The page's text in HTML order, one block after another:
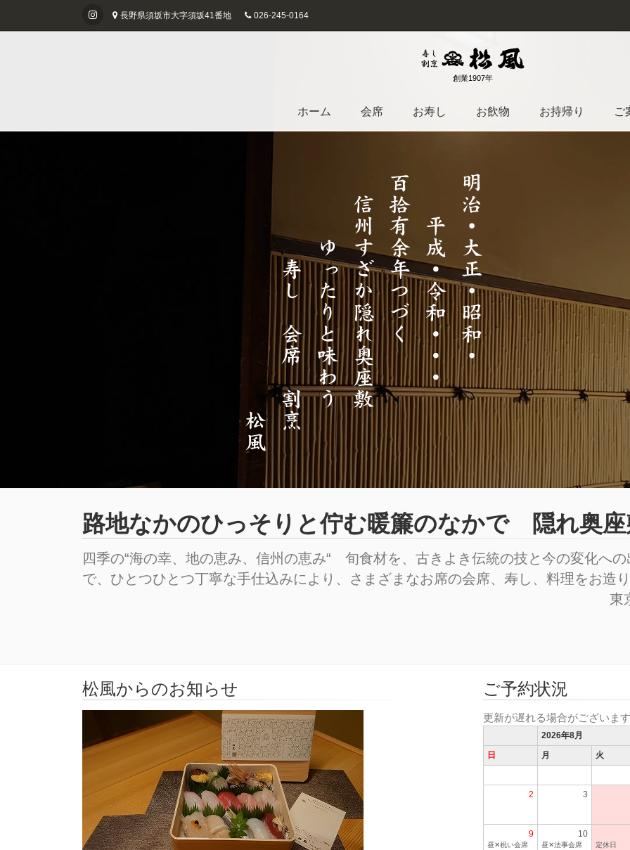
長野県須坂市大字須坂41番地 026-245-0164
創業1907年
ホーム 会席 お寿し お飲物 お持帰り ご
路地なかのひっそりと佇む暖簾のなかで 隠れ奥座
四季の“海の幸、地の恵み、信州の恵み“ 旬食材を、古きよき伝統の技と今の変化へ
で、ひとつひとつ丁寧な手仕込みにより、さまざまなお席の会席、寿し、料理をお造
東
松風からのお知らせ ご予約状況
更新が遅れる場合がございま
2026年8月
日
月 火
2 3
9
昼✕祝い会席
10
昼✕法事会席
定休日